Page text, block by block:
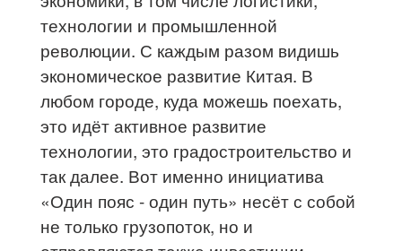
технологии и промышленной
революции. С каждым разом видишь
экономическое развитие Китая. В
любом городе, куда можешь поехать,
это идёт активное развитие
технологии, это градостроительство и
так далее. Вот именно инициатива
«Один пояс - один путь» несёт с собой
не только грузопоток, но и